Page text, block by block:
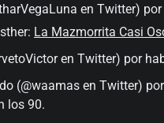
en Twitter)
La Mazmorrita Casi
en Twitter) por
(@waamas en Twitter)
los 90.